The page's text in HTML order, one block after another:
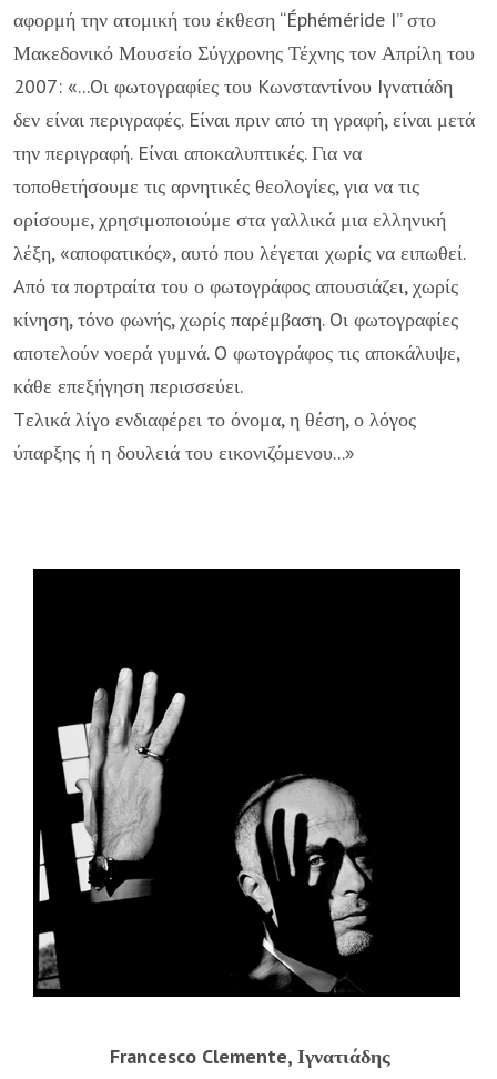
αφορμή την ατομική του έκθεση “Éphéméride I” στο
Μακεδονικό Μουσείο Σύγχρονης Τέχνης τον Απρίλη του
2007: «...Oι φωτογραφίες του Kωνσταντίνου Iγνατιάδη
δεν είναι περιγραφές. Eίναι πριν από τη γραφή, είναι μετά
την περιγραφή. Eίναι αποκαλυπτικές. Για να
τοποθετήσουμε τις αρνητικές θεολογίες, για να τις
ορίσουμε, χρησιμοποιούμε στα γαλλικά μια ελληνική
λέξη, «αποφατικός», αυτό που λέγεται χωρίς να ειπωθεί.
Aπό τα πορτραίτα του ο φωτογράφος απουσιάζει, χωρίς
κίνηση, τόνο φωνής, χωρίς παρέμβαση. Oι φωτογραφίες
αποτελούν νοερά γυμνά. O φωτογράφος τις αποκάλυψε,
κάθε επεξήγηση περισσεύει.
Tελικά λίγο ενδιαφέρει το όνομα, η θέση, ο λόγος
ύπαρξης ή η δουλειά του εικονιζόμενου...»
Francesco Clemente, Ιγνατιάδης